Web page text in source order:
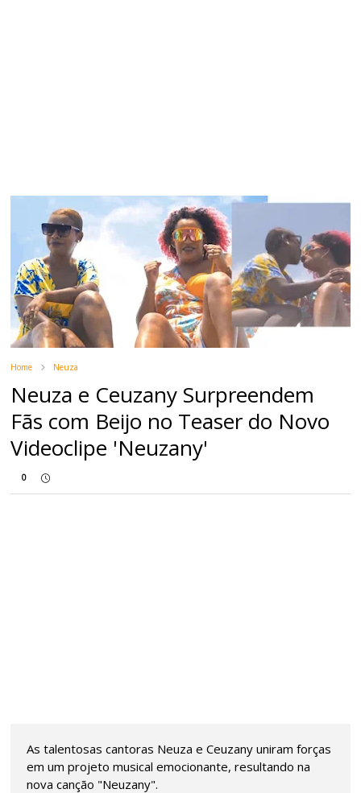
Home Neuza
Neuza e Ceuzany Surpreendem
Fãs com Beijo no Teaser do Novo
Videoclipe 'Neuzany'
0
As talentosas cantoras Neuza e Ceuzany uniram forças
em um projeto musical emocionante, resultando na
nova canção "Neuzany".